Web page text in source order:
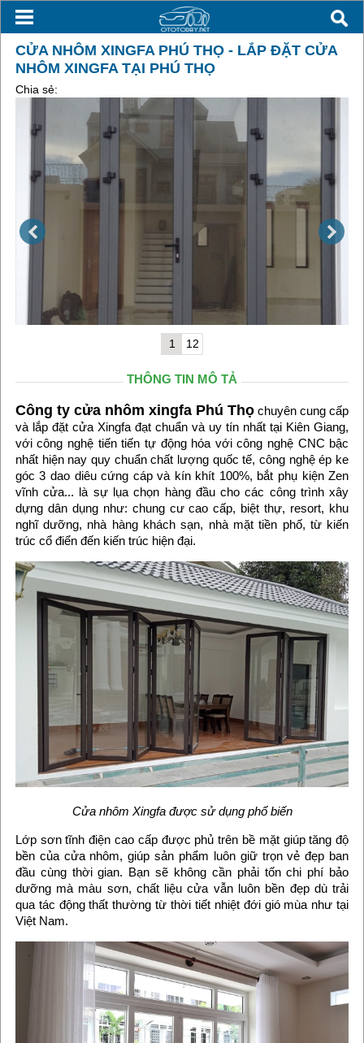
CỬA NHÔM XINGFA PHÚ THỌ - LẮP ĐẶT CỬA
NHÔM XINGFA TẠI PHÚ THỌ
Chia sẻ:
1 12
THÔNG TIN MÔ TẢ
Công ty cửa nhôm xingfa Phú Thọ chuyên cung cấp
và lắp đặt cửa Xingfa đạt chuẩn và uy tín nhất tại Kiên Giang,
với công nghệ tiến tiến tự động hóa với công nghệ CNC bậc
nhất hiện nay quy chuẩn chất lượng quốc tế, công nghệ ép ke
góc 3 dao diêu cứng cáp và kín khít 100%, bắt phụ kiện Zen
vĩnh cửa... là sự lụa chọn hàng đầu cho các công trình xây
dựng dân dụng như: chung cư cao cấp, biệt thự, resort, khu
nghĩ dưỡng, nhà hàng khách sạn, nhà mặt tiền phố, từ kiến
trúc cổ điển đến kiến trúc hiện đại.
Cửa nhôm Xingfa được sử dụng phổ biến
Lớp sơn tĩnh điện cao cấp được phủ trên bề mặt giúp tăng độ
bền của cửa nhôm, giúp sản phẩm luôn giữ trọn vẻ đẹp ban
đầu cùng thời gian. Bạn sẽ không cần phải tốn chi phí bảo
dưỡng mà màu sơn, chất liệu cửa vẫn luôn bền đẹp dù trải
qua tác động thất thường từ thời tiết nhiệt đới gió mùa như tại
Việt Nam.